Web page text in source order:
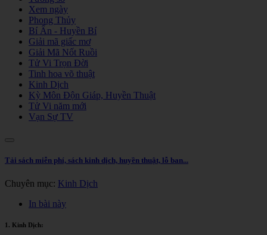
Xem ngày
Phong Thủy
Bí Ẩn - Huyền Bí
Giải mã giấc mơ
Giải Mã Nốt Ruồi
Tử Vi Trọn Đời
Tinh hoa võ thuật
Kinh Dịch
Kỳ Môn Độn Giáp, Huyền Thuật
Tử Vi năm mới
Vạn Sự TV
Tải sách miễn phí, sách kinh dịch, huyền thuật, lỗ ban...
Chuyên mục: Kinh Dịch
In bài này
1. Kinh Dịch: